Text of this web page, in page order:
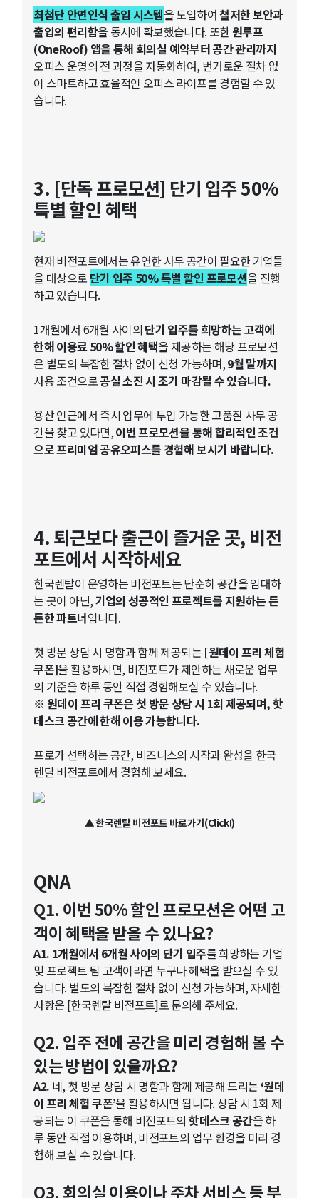
최첨단 안면인식 출입 시스템을 도입하여철저한 보안과
출입의 편리함을 동시에 확보했습니다. 또한원루프
(OneRoof) 앱을 통해 회의실 예약부터 공간 관리까지
오피스 운영의 전 과정을 자동화하여, 번거로운 절차 없
이 스마트하고 효율적인 오피스 라이프를 경험할 수 있
습니다.
3. [단독 프로모션] 단기 입주 50%
특별 할인 혜택
현재 비전포트에서는 유연한 사무 공간이 필요한 기업들
을 대상으로 단기 입주 50% 특별 할인 프로모션을 진행
하고 있습니다.
1개월에서 6개월 사이의 단기 입주를 희망하는 고객에
한해 이용료 50% 할인 혜택을 제공하는 해당 프로모션
은 별도의 복잡한 절차 없이 신청 가능하며,9월 말까지
사용 조건으로공실 소진 시 조기 마감될 수 있습니다.
용산 인근에서 즉시 업무에 투입 가능한 고품질 사무 공
간을 찾고 있다면,이번 프로모션을 통해 합리적인 조건
으로 프리미엄 공유오피스를 경험해 보시기 바랍니다.
4. 퇴근보다 출근이 즐거운 곳, 비전
포트에서 시작하세요
한국렌탈이 운영하는 비전포트는 단순히 공간을 임대하
는 곳이 아닌,기업의 성공적인 프로젝트를 지원하는 든
든한 파트너입니다.
첫 방문 상담 시 명함과 함께 제공되는 [원데이 프리 체험
쿠폰]을 활용하시면, 비전포트가 제안하는 새로운 업무
의 기준을 하루 동안 직접 경험해보실 수 있습니다.
※ 원데이 프리 쿠폰은 첫 방문 상담 시 1회 제공되며, 핫
데스크 공간에 한해 이용 가능합니다.
프로가 선택하는 공간, 비즈니스의 시작과 완성을 한국
렌탈 비전포트에서 경험해 보세요.
▲ 한국렌탈 비전포트 바로가기(Click!)
QNA
Q1. 이번 50% 할인 프로모션은 어떤 고
객이 혜택을 받을 수 있나요?
A1. 1개월에서 6개월 사이의 단기 입주를 희망하는 기업
및 프로젝트 팀 고객이라면 누구나 혜택을 받으실 수 있
습니다. 별도의 복잡한 절차 없이 신청 가능하며, 자세한
사항은 [한국렌탈 비전포트]로 문의해 주세요.
Q2. 입주 전에 공간을 미리 경험해 볼 수
있는 방법이 있을까요?
A2. 네, 첫 방문 상담 시 명함과 함께 제공해 드리는‘원데
이 프리 체험 쿠폰’을 활용하시면 됩니다. 상담 시 1회 제
공되는 이 쿠폰을 통해 비전포트의핫데스크 공간을 하
루 동안 직접 이용하며, 비전포트의 업무 환경을 미리 경
험해 보실 수 있습니다.
Q3. 회의실 이용이나 주차 서비스 등 부